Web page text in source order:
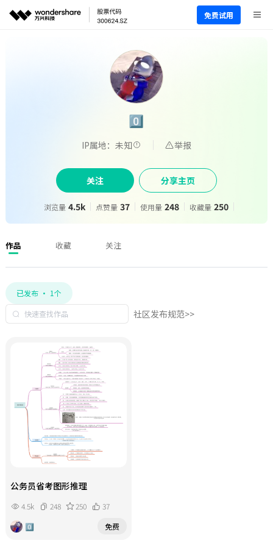
免费试用
0⃣️
IP属地：未知 举报
关注 分享主页
浏览量 4.5k 点赞量 37 使用量 248 收藏量 250
作品 收藏 关注
已发布 · 1个
社区发布规范>>
公务员省考图形推理
4.5k 248 250
37
0⃣️
免费